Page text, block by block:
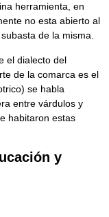
herramienta, en
no esta abierto al
de la misma.
el dialecto del
de la comarca es el
se habla
entre várdulos y
habitaron estas
y